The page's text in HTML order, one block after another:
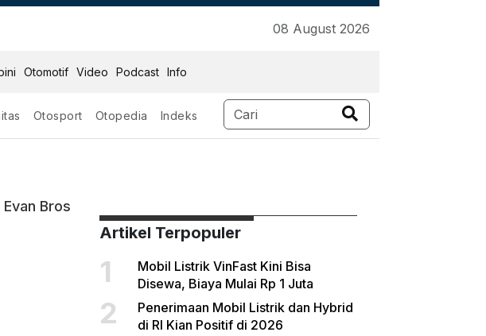
08 August 2026
Otomotif Video Podcast Info
Otosport Otopedia Indeks
Bros
Artikel Terpopuler
1
Mobil Listrik VinFast Kini Bisa
Disewa, Biaya Mulai Rp 1 Juta
2
Penerimaan Mobil Listrik dan Hybrid
di RI Kian Positif di 2026